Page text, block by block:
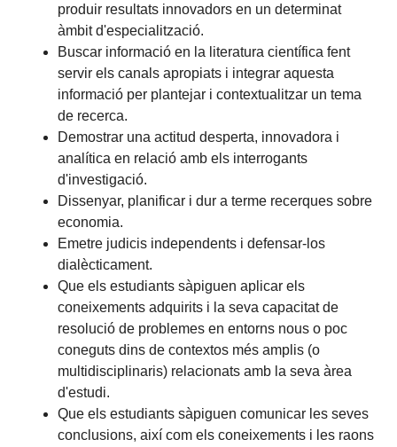
produir resultats innovadors en un determinat
àmbit d'especialització.
Buscar informació en la literatura científica fent
servir els canals apropiats i integrar aquesta
informació per plantejar i contextualitzar un tema
de recerca.
Demostrar una actitud desperta, innovadora i
analítica en relació amb els interrogants
d'investigació.
Dissenyar, planificar i dur a terme recerques sobre
economia.
Emetre judicis independents i defensar-los
dialècticament.
Que els estudiants sàpiguen aplicar els
coneixements adquirits i la seva capacitat de
resolució de problemes en entorns nous o poc
coneguts dins de contextos més amplis (o
multidisciplinaris) relacionats amb la seva àrea
d'estudi.
Que els estudiants sàpiguen comunicar les seves
conclusions, així com els coneixements i les raons